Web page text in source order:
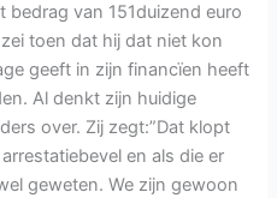
bedrag van 151duizend euro
toen dat hij dat niet kon
geeft in zijn financïen heeft
Al denkt zijn huidige
over. Zij zegt:”Dat klopt
en als die er
geweten. We zijn gewoon